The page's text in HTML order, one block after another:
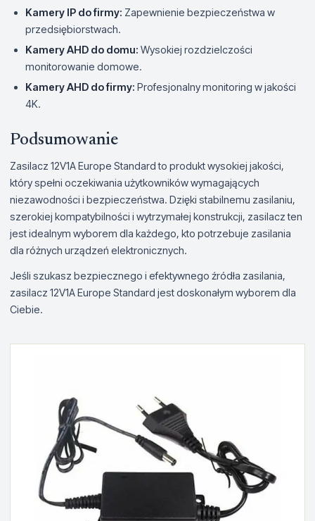
Kamery IP do firmy: Zapewnienie bezpieczeństwa w
przedsiębiorstwach.
Kamery AHD do domu: Wysokiej rozdzielczości
monitorowanie domowe.
Kamery AHD do firmy: Profesjonalny monitoring w jakości
4K.
Podsumowanie
Zasilacz 12V1A Europe Standard to produkt wysokiej jakości,
który spełni oczekiwania użytkowników wymagających
niezawodności i bezpieczeństwa. Dzięki stabilnemu zasilaniu,
szerokiej kompatybilności i wytrzymałej konstrukcji, zasilacz ten
jest idealnym wyborem dla każdego, kto potrzebuje zasilania
dla różnych urządzeń elektronicznych.
Jeśli szukasz bezpiecznego i efektywnego źródła zasilania,
zasilacz 12V1A Europe Standard jest doskonałym wyborem dla
Ciebie.